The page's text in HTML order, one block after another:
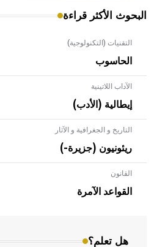
البحوث الأكثر قراءة
التقنيات (التكنولوجية)
الحاسوب
الآداب اللاتينية
إيطالية (الأدب)
التاريخ و الجغرافية و الآثار
ريئونيون (جزيرة-)
القانون
القواعد الآمرة
هل تعلم؟
- هل تعلم أن الأبلق نوع من
بالعمارة الإسلامية في بلاد
المعمار على بناء مداميكه وخاصة